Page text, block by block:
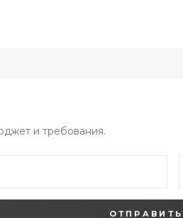
и требования.